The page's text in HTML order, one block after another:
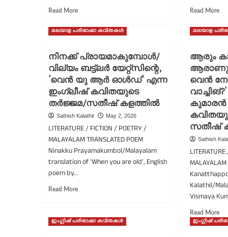
Read MoreRead
about
കൊന്നമൂട്
വിജു
എഴുതിയ,
സൗമ്യയുടെ
തമിഴ്
കവിതയുടെ
വിവർത്തനം
Read More
മലയാള പരിഭാഷാ കവിതകൾ
നിനക്ക് പ്രായമാകുമ്പോൾ/
വില്യം ബട്ട്ലർ യേറ്റ്സിന്റെ,
‘വെൻ യു ആർ ഓൾഡ്’ എന്ന
ഇംഗ്ലീഷ് കവിതയുടെ
തർജ്ജമ/സതീഷ് കളത്തിൽ
Sathish Kalathil May 2, 2026
LITERATURE / FICTION / POETRY /
MALAYALAM TRANSLATED POEM
Ninakku Prayamakumbol/Malayalam
translation of 'When you are old', English
poem by...
Read MoreRead
നിനക്ക്
പ്രായമാകുമ്പോൾ/
മലയാള
ആരും
ആരാണു
വെൻ
കുമാരൻ
സതീഷ്
Sathish
Kalathil/
Vismaya
Read More
ഇംഗ്ലീഷ് പരിഭാഷാ കവിതകൾ ഇംഗ്ലീഷ്